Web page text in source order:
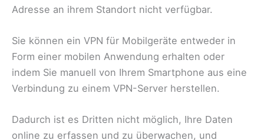
Adresse an ihrem Standort nicht verfügbar.
Sie können ein VPN für Mobilgeräte entweder in
Form einer mobilen Anwendung erhalten oder
indem Sie manuell von Ihrem Smartphone aus eine
Verbindung zu einem VPN-Server herstellen.
Dadurch ist es Dritten nicht möglich, Ihre Daten
online zu erfassen und zu überwachen, und